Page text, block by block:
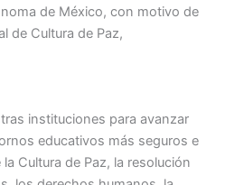
de México, con motivo de
de Cultura de Paz,
instituciones para avanzar
educativos más seguros e
Cultura de Paz, la resolución